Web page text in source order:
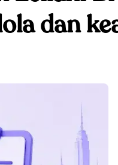
dan